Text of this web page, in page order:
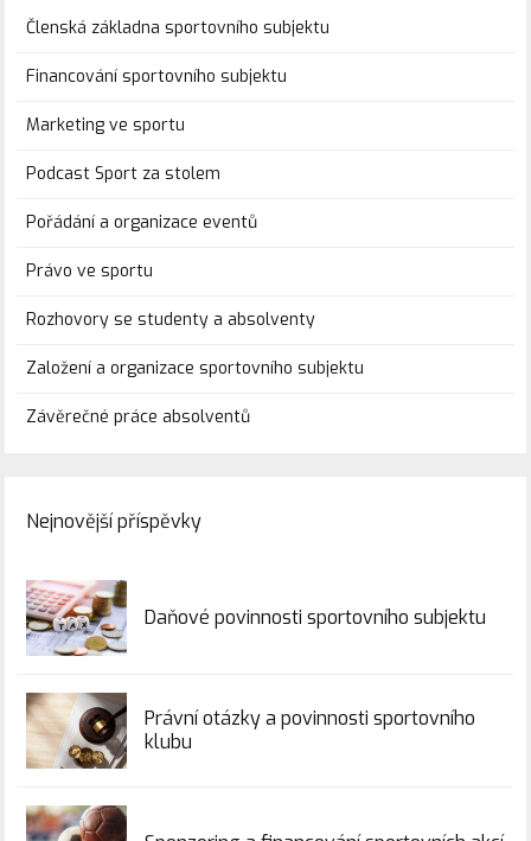
Členská základna sportovního subjektu
Financování sportovního subjektu
Marketing ve sportu
Podcast Sport za stolem
Pořádání a organizace eventů
Právo ve sportu
Rozhovory se studenty a absolventy
Založení a organizace sportovního subjektu
Závěrečné práce absolventů
Nejnovější příspěvky
Daňové povinnosti sportovního subjektu
Právní otázky a povinnosti sportovního
klubu